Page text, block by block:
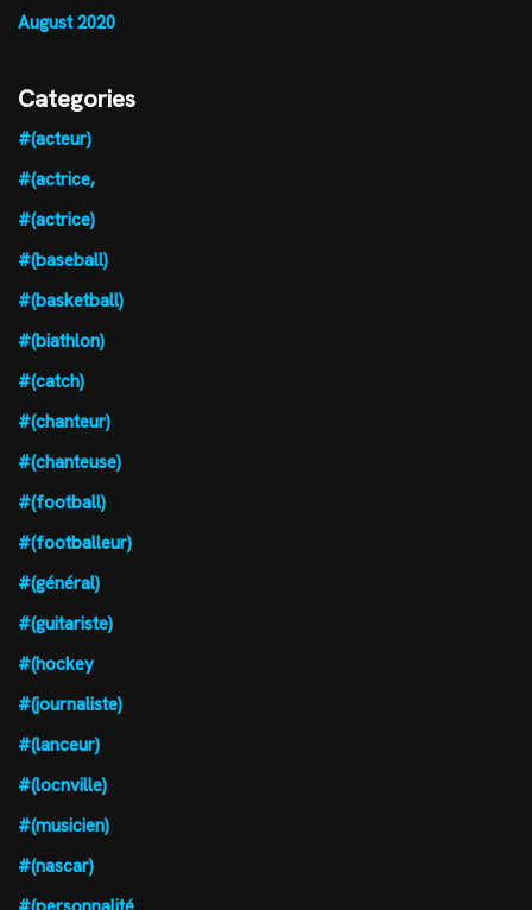
August 2020
Categories
#(acteur)
#(actrice,
#(actrice)
#(baseball)
#(basketball)
#(biathlon)
#(catch)
#(chanteur)
#(chanteuse)
#(football)
#(footballeur)
#(général)
#(guitariste)
#(hockey
#(journaliste)
#(lanceur)
#(locnville)
#(musicien)
#(nascar)